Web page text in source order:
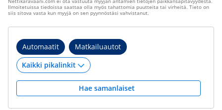
Ilmoitetuissa tiedoissa saattaa olla myös tahattomia puutteita tai virheitä. Tieto on
siis sitova vasta kun myyjä on sen pyynnöstäsi vahvistanut.
Automaatit Matkailuautot
Hae samanlaiset